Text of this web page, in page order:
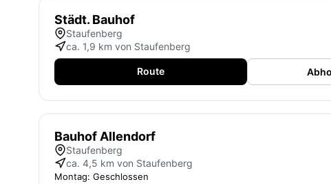
Städt. Bauhof
Staufenberg
ca. 1,9 km von Staufenberg
Route
Bauhof Allendorf
Staufenberg
ca. 4,5 km von Staufenberg
Montag: Geschlossen